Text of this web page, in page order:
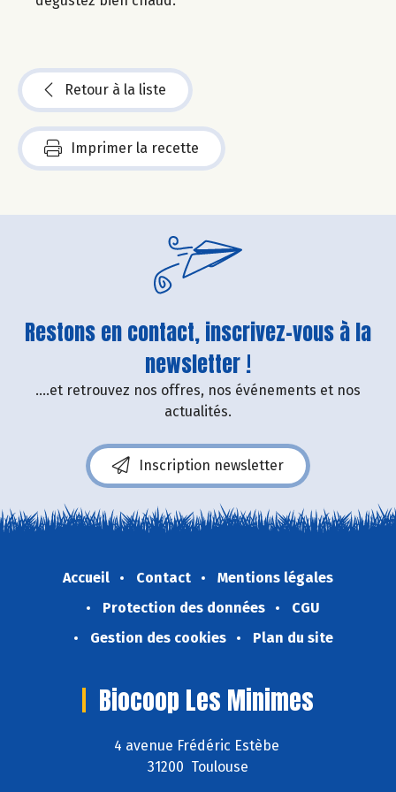
Retour à la liste
Imprimer la recette
Restons en contact, inscrivez-vous à la
newsletter !
....et retrouvez nos offres, nos événements et nos
actualités.
Inscription newsletter
Accueil Contact
Mentions légales
Protection des données
CGU
Gestion des cookies
Plan du site
Biocoop Les Minimes
4 avenue Frédéric Estèbe
31200 Toulouse